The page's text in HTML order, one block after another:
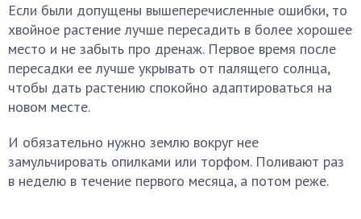
Если были допущены вышеперечисленные ошибки, то
хвойное растение лучше пересадить в более хорошее
место и не забыть про дренаж. Первое время после
пересадки ее лучше укрывать от палящего солнца,
чтобы дать растению спокойно адаптироваться на
новом месте.
И обязательно нужно землю вокруг нее
замульчировать опилками или торфом. Поливают раз
в неделю в течение первого месяца, а потом реже.